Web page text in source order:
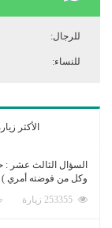
للرجال:
للنساء:
الأكثر
السؤال الثالث عشر :
وكل من فوضته أمري )